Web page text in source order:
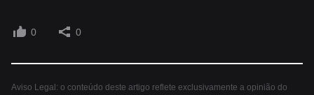
0 0
Aviso Legal: o conteúdo deste artigo reflete exclusivamente a opinião do